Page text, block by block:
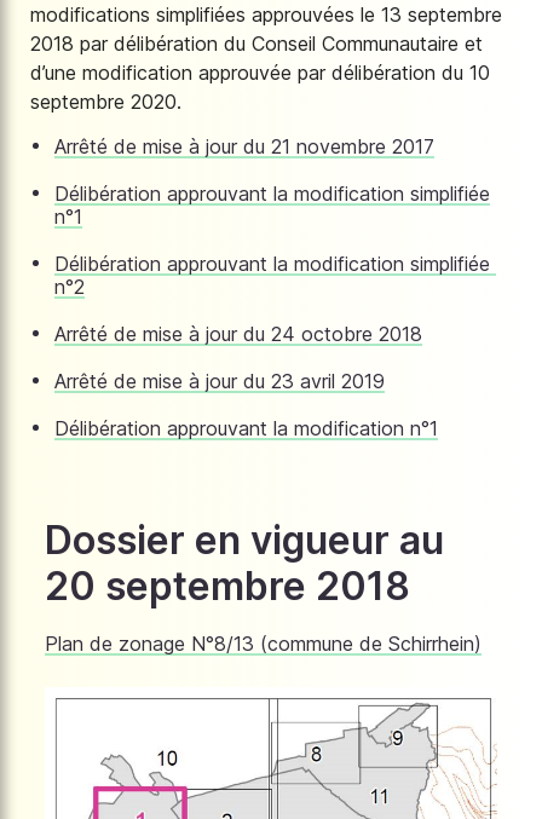
modifications simplifiées approuvées le 13 septembre
2018 par délibération du Conseil Communautaire et
d’une modification approuvée par délibération du 10
septembre 2020.
Arrêté de mise à jour du 21 novembre 2017
Délibération approuvant la modification simplifiée
n°1
Délibération approuvant la modification simplifiée
n°2
Arrêté de mise à jour du 24 octobre 2018
Arrêté de mise à jour du 23 avril 2019
Délibération approuvant la modification n°1
Dossier en vigueur au
20 septembre 2018
Plan de zonage N°8/13 (commune de Schirrhein)